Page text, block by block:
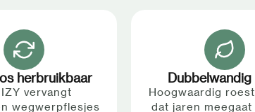
herbruikbaar
vervangt
wegwerpflesjes
Dubbelwandig
Hoogwaardig
dat jaren